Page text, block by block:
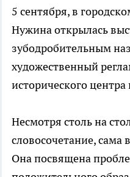
5 сентября, в
Нужина открылась
зубодробительным
художественный
исторического центра
Несмотря столь на
словосочетание, сама
Она посвящена